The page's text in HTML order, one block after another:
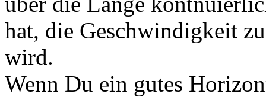
hat, die Geschwindigkeit
wird.
Wenn Du ein gutes